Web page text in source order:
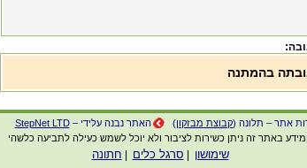
בהמתנה
אתר – תלונה (קבוצת מבזקון) האתר נבנה עלידי –StepNet LTD
באתר זה ניתן כשירות לציבור ולא יוכל לשמש כעילה לתביעה כלשהי
שימושון סרגל כלים חתונה